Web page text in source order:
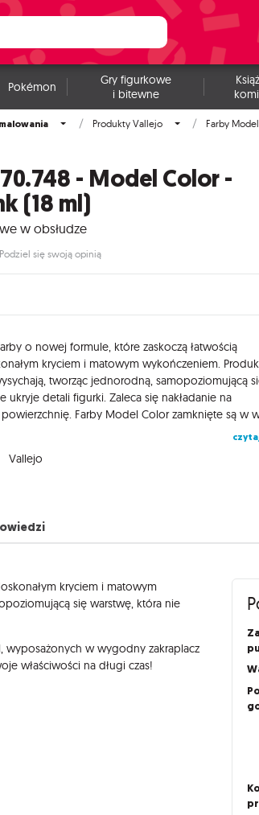
Pokémon
Gry figurkowe
i bitewne
Produkty Vallejo
Farby
- Model Color -
(18 ml)
w obsłudze
Podziel się swoją opinią
o nowej formule, które zaskoczą łatwością
kryciem i matowym wykończeniem.
tworząc jednorodną, samopoziomującą
ukryje detali figurki. Zaleca się nakładanie na
Vallejo
kryciem i matowym
się warstwę, która nie
w wygodny zakraplacz
właściwości na długi czas!